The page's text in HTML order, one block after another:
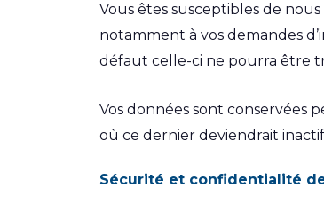
Vous êtes susceptibles de
notamment à vos demandes
défaut celle-ci ne pourra être
Vos données sont conservées
où ce dernier deviendrait
Sécurité et confidentialité